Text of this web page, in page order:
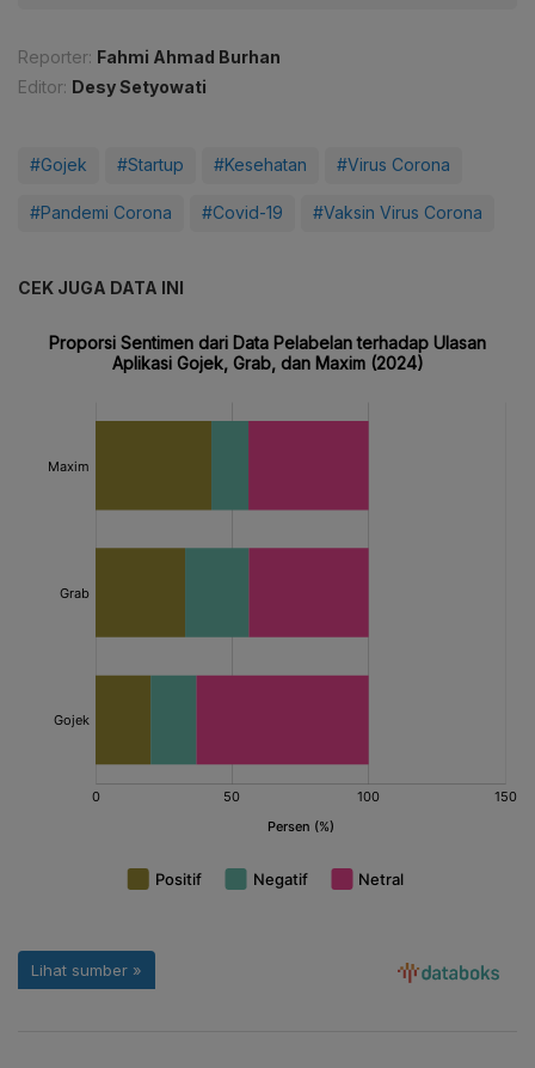
Reporter: Fahmi Ahmad Burhan
Editor: Desy Setyowati
#Gojek #Startup #Kesehatan #Virus Corona
#Pandemi Corona #Covid-19 #Vaksin Virus Corona
CEK JUGA DATA INI